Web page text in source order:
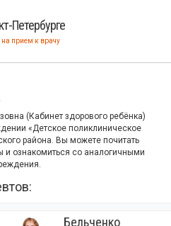
Петербурге
прием к врачу
(Кабинет здорового ребёнка)
«Детское поликлиническое
района. Вы можете почитать
и ознакомиться со аналогичными